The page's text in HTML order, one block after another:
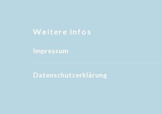
Weitere Infos
Impressum
Datenschutzerklärung